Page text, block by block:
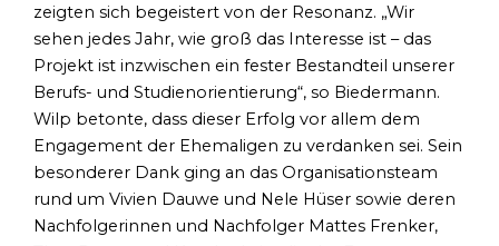
zeigten sich begeistert von der Resonanz. „Wir
sehen jedes Jahr, wie groß das Interesse ist – das
Projekt ist inzwischen ein fester Bestandteil unserer
Berufs- und Studienorientierung“, so Biedermann.
Wilp betonte, dass dieser Erfolg vor allem dem
Engagement der Ehemaligen zu verdanken sei. Sein
besonderer Dank ging an das Organisationsteam
rund um Vivien Dauwe und Nele Hüser sowie deren
Nachfolgerinnen und Nachfolger Mattes Frenker,